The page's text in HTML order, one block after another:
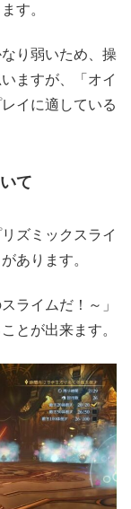
す。
り弱いため、操
ますが、「オイ
イに適している
て
ズミックスライ
あります。
ライムだ！～」
とが出来ます。